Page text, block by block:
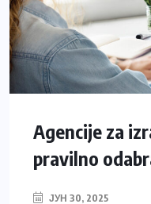
Agencije za
pravilno
ЈУН 30, 2025